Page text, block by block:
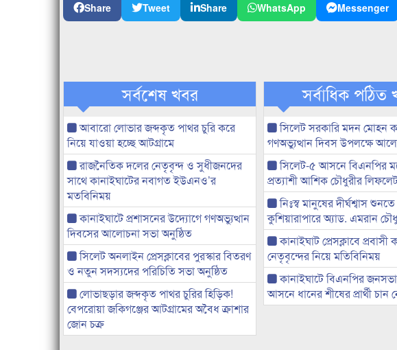
Share Tweet Share WhatsApp Messenger
সর্বশেষ খবর
আবারো লোভার জব্দকৃত পাথর চুরি করে
নিয়ে যাওয়া হচ্ছে আটগ্রামে
রাজনৈতিক দলের নেতৃবৃন্দ ও সুধীজনদের
সাথে কানাইঘাটের নবাগত ইউএনও’র
মতবিনিময়
কানাইঘাটে প্রশাসনের উদ্যোগে গণঅভ্যুত্থান
দিবসের আলোচনা সভা অনুষ্ঠিত
সিলেট অনলাইন প্রেসক্লাবের পুরস্কার বিতরণ
ও নতুন সদস্যদের পরিচিতি সভা অনুষ্ঠিত
লোভাছড়ার জব্দকৃত পাথর চুরির হিড়িক!
বেপরোয়া জকিগঞ্জের আটগ্রামের অবৈধ ক্রাশার
জোন চক্র
সর্বাধিক পঠিত
সিলেট সরকারি মদন মোহন
গণঅভ্যুত্থান দিবস উপলক্ষে
সিলেট-৫ আসনে বিএনপির
প্রত্যাশী আশিক চৌধুরীর
নিঃস্ব মানুষের দীর্ঘশ্বাস
কুশিয়ারাপারে অ্যাড. এমরান
কানাইঘাট প্রেসক্লাবে প্রবাসী
নেতৃবৃন্দের নিয়ে মতিবিনিময়
কানাইঘাটে বিএনপির
আসনে ধানের শীষের প্রার্থী চান